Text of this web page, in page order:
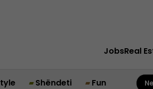
JobsReal
Shëndeti Fun